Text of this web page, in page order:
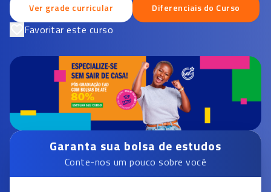
Ver grade curricular Diferenciais do Curso
Favoritar este curso
Garanta sua bolsa de estudos
Conte-nos um pouco sobre você